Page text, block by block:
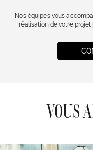
Nos équipes vous
réalisation de votre
VOUS